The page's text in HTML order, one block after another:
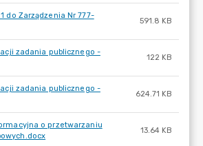
do Zarządzenia Nr 777-
591.8 KB
zadania publicznego -
122 KB
zadania publicznego -
624.71 KB
o przetwarzaniu
13.64 KB